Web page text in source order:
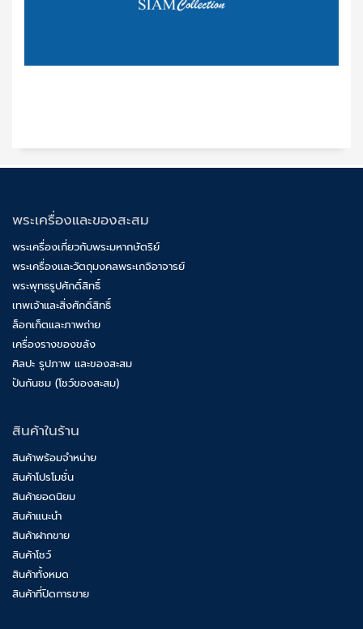
พระเครื่องและของสะสม
พระเครื่องเกี่ยวกับพระมหากษัตริย์
พระเครื่องและวัตถุมงคลพระเกจิอาจารย์
พระพุทธรูปศักดิ์สิทธิ์
เทพเจ้าและสิ่งศักดิ์สิทธิ์
ล็อกเก็ตและภาพถ่าย
เครื่องรางของขลัง
ศิลปะ รูปภาพ และของสะสม
ปันกันชม (โชว์ของสะสม)
สินค้าในร้าน
สินค้าพร้อมจำหน่าย
สินค้าโปรโมชั่น
สินค้ายอดนิยม
สินค้าแนะนำ
สินค้าฝากขาย
สินค้าโชว์
สินค้าทั้งหมด
สินค้าที่ปิดการขาย